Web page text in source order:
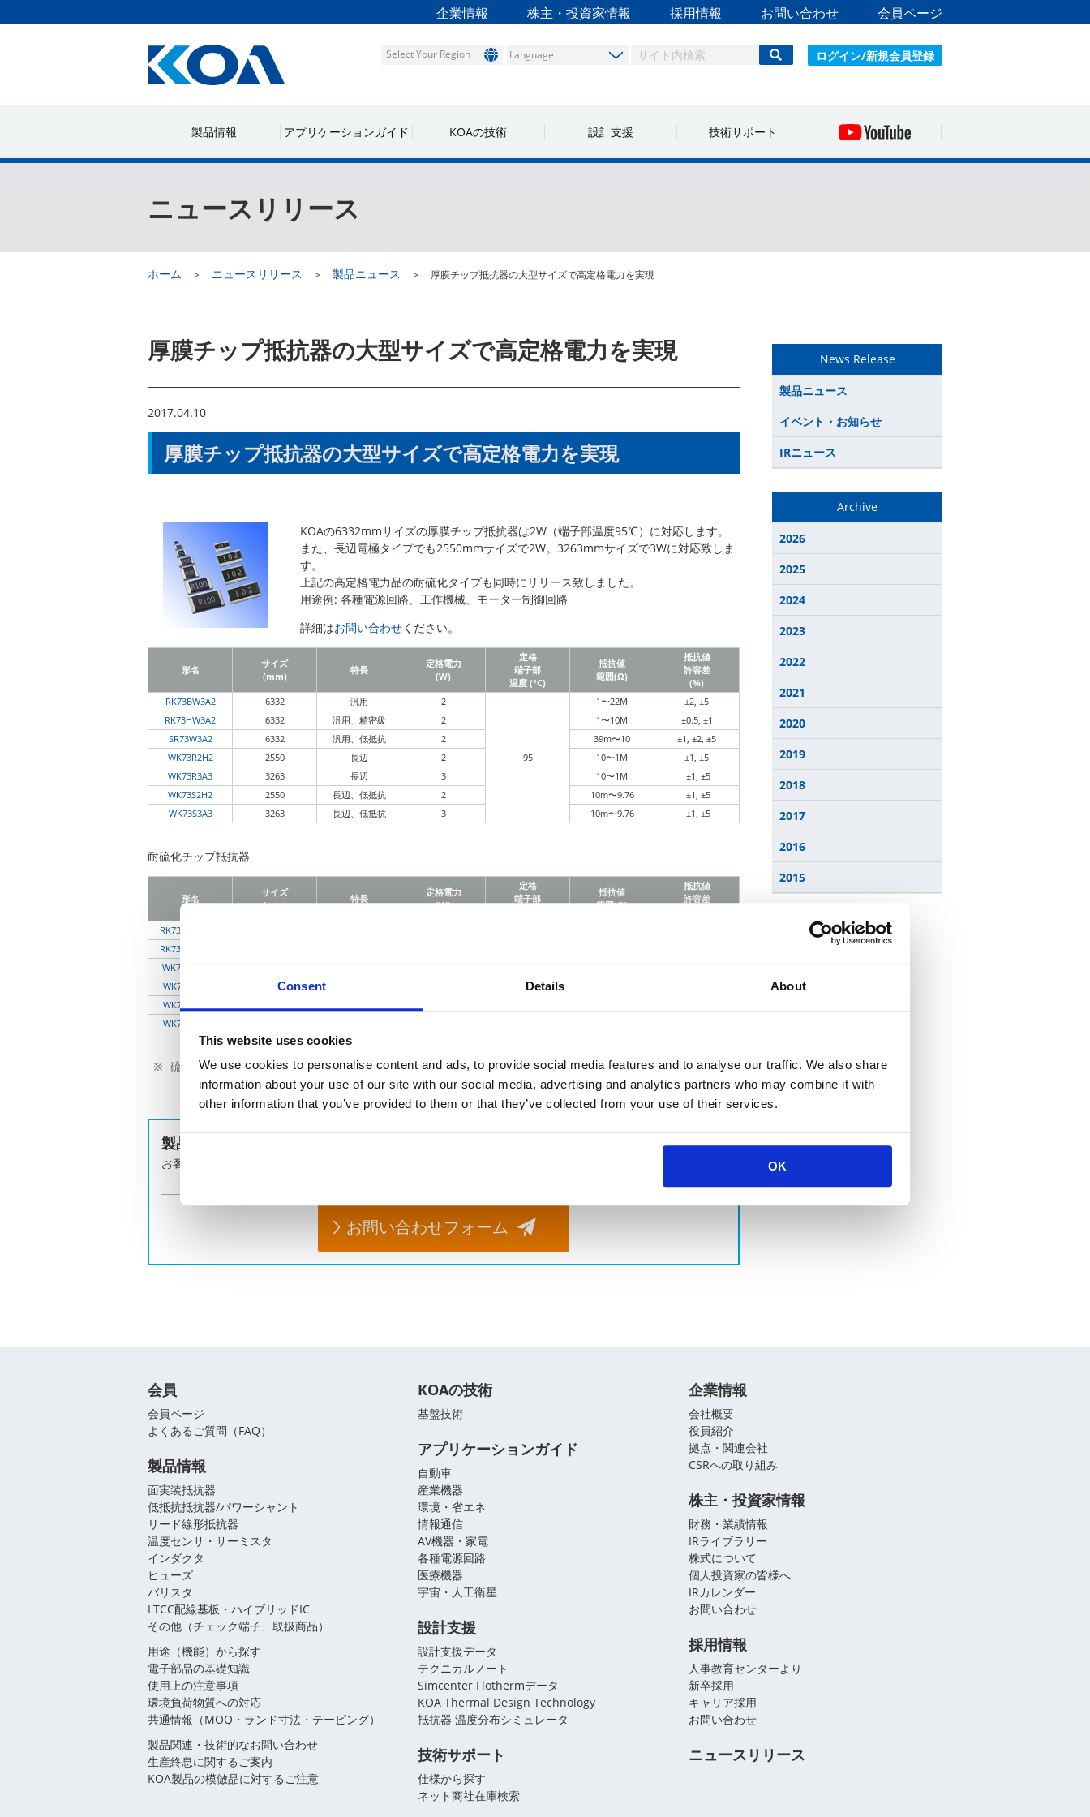
Consent Details About
This website uses cookies
We use cookies to personalise content and ads, to provide social media features and to analyse our traffic. We also share
information about your use of our site with our social media, advertising and analytics partners who may combine it with
other information that you’ve provided to them or that they’ve collected from your use of their services.
OK
企業情報 株主・投資家情報 採用情報 お問い合わせ 会員ページ
ログイン/新規会員登録
Select Your Region
製品情報 アプリケーションガイド KOAの技術 設計支援 技術サポート
ニュースリリース
ホーム ニュースリリース 製品ニュース 厚膜チップ抵抗器の大型サイズで高定格電力を実現
厚膜チップ抵抗器の大型サイズで高定格電力を実現
2017.04.10
厚膜チップ抵抗器の大型サイズで高定格電力を実現
KOAの6332mmサイズの厚膜チップ抵抗器は2W（端子部温度95℃）に対応します。
また、長辺電極タイプでも2550mmサイズで2W。3263mmサイズで3Wに対応致しま
す。
上記の高定格電力品の耐硫化タイプも同時にリリース致しました。
用途例: 各種電源回路、工作機械、モーター制御回路
詳細はお問い合わせください。
形名
サイズ
(mm)
特長
定格電力
(W)
定格
端子部
温度 (°C)
抵抗値
範囲(Ω)
抵抗値
許容差
(%)
RK73BW3A2
6332 汎用 2
95
1〜22M
±2, ±5
RK73HW3A2
6332 汎用、精密級 2 1〜10M
±0.5, ±1
SR73W3A2
6332 汎用、低抵抗 2 39m〜10
±1, ±2, ±5
WK73R2H2
2550 長辺 2 10〜1M
±1, ±5
WK73R3A3
3263 長辺 3 10〜1M
±1, ±5
WK73S2H2
2550 長辺、低抵抗 2 10m〜9.76
±1, ±5
WK73S3A3
3263 長辺、低抵抗 3 10m〜9.76 ±1, ±5
耐硫化チップ抵抗器
形名
サイズ
(mm)
特長
定格電力
(W)
定格
端子部
抵抗値
範囲(Ω)
抵抗値
許容差
RK73BW3A2RT
RK73HW3A2RT
WK73R2H2RT
2550 長辺 2 10〜1M
±1, ±5
WK73R3A3RT
3263
WK73S2H2RT
WK73S3A3RT
硫化現象や使用用途についての詳細は、 抵抗器の使い方(特性別)ー耐硫化チップ抵抗器 をご覧ください。
製品のお問い合わせはこちら
お客様の課題に合わせてご提案します。お気軽にご相談ください。
お問い合わせフォーム
News Release
製品ニュース
イベント・お知らせ
IRニュース
Archive
2026
2025
2024
2023
2022
2021
2020
2019
2018
2017
2016
2015
会員
会員ページ
よくあるご質問（FAQ）
製品情報
面実装抵抗器
低抵抗抵抗器/パワーシャント
リード線形抵抗器
温度センサ・サーミスタ
インダクタ
ヒューズ
バリスタ
LTCC配線基板・ハイブリッドIC
その他（チェック端子、取扱商品）
用途（機能）から探す
電子部品の基礎知識
使用上の注意事項
環境負荷物質への対応
共通情報（MOQ・ランド寸法・テーピング）
製品関連・技術的なお問い合わせ
生産終息に関するご案内
KOA製品の模倣品に対するご注意
KOAの技術
基盤技術
アプリケーションガイド
自動車
産業機器
環境・省エネ
情報通信
AV機器・家電
各種電源回路
医療機器
宇宙・人工衛星
設計支援
設計支援データ
テクニカルノート
Simcenter Flothermデータ
KOA Thermal Design Technology
抵抗器 温度分布シミュレータ
技術サポート
仕様から探す
ネット商社在庫検索
企業情報
会社概要
役員紹介
拠点・関連会社
CSRへの取り組み
株主・投資家情報
財務・業績情報
IRライブラリー
株式について
個人投資家の皆様へ
IRカレンダー
お問い合わせ
採用情報
人事教育センターより
新卒採用
キャリア採用
お問い合わせ
ニュースリリース